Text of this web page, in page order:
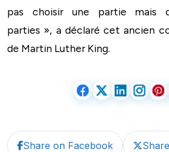
pas choisir une partie mais
parties », a déclaré cet ancien
de Martin Luther King.
Share on Facebook